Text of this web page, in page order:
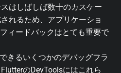
はしばしば数十のカスケー
れるため、アプリケーショ
ィードバックはとても重要で
きるいくつかのデバッグフラ
のDevToolsにはこれら